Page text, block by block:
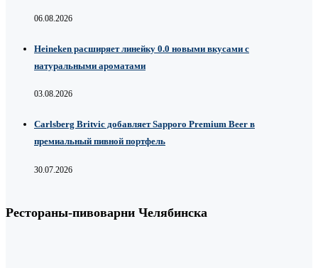
06.08.2026
Heineken расширяет линейку 0.0 новыми вкусами с
натуральными ароматами
03.08.2026
Carlsberg Britvic добавляет Sapporo Premium Beer в
премиальный пивной портфель
30.07.2026
Рестораны-пивоварни Челябинска